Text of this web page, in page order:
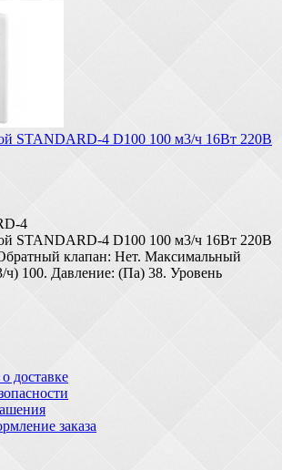
STANDARD-4 D100 100 м3/ч 16Вт 220В
4
STANDARD-4 D100 100 м3/ч 16Вт 220В
клапан: Нет. Максимальный
ч) 100. Давление: (Па) 38. Уровень
доставке
заказа